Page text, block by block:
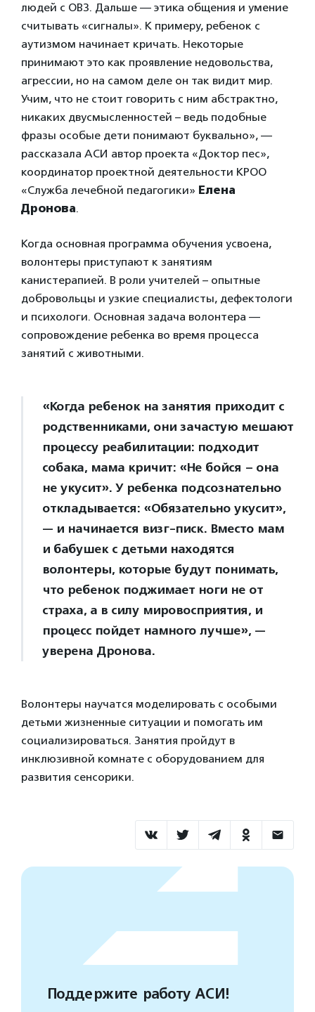
людей с ОВЗ. Дальше — этика общения и умение
считывать «сигналы». К примеру, ребенок с
аутизмом начинает кричать. Некоторые
принимают это как проявление недовольства,
агрессии, но на самом деле он так видит мир.
Учим, что не стоит говорить с ним абстрактно,
никаких двусмысленностей – ведь подобные
фразы особые дети понимают буквально», —
рассказала АСИ автор проекта «Доктор пес»,
координатор проектной деятельности КРОО
«Служба лечебной педагогики» Елена
Дронова.
Когда основная программа обучения усвоена,
волонтеры приступают к занятиям
канистерапией. В роли учителей – опытные
добровольцы и узкие специалисты, дефектологи
и психологи. Основная задача волонтера —
сопровождение ребенка во время процесса
занятий с животными.
«Когда ребенок на занятия приходит с
родственниками, они зачастую мешают
процессу реабилитации: подходит
собака, мама кричит: «Не бойся – она
не укусит». У ребенка подсознательно
откладывается: «Обязательно укусит»,
— и начинается визг-писк. Вместо мам
и бабушек с детьми находятся
волонтеры, которые будут понимать,
что ребенок поджимает ноги не от
страха, а в силу мировосприятия, и
процесс пойдет намного лучше», —
уверена Дронова.
Волонтеры научатся моделировать с особыми
детьми жизненные ситуации и помогать им
социализироваться. Занятия пройдут в
инклюзивной комнате с оборудованием для
развития сенсорики.
Поддержите работу АСИ!